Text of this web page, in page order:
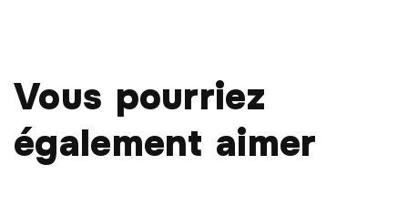
Vous pourriez
également aimer